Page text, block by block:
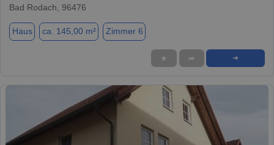
Bad Rodach, 96476
Haus ca. 145,00 m² Zimmer 6
★ ➦ ➜